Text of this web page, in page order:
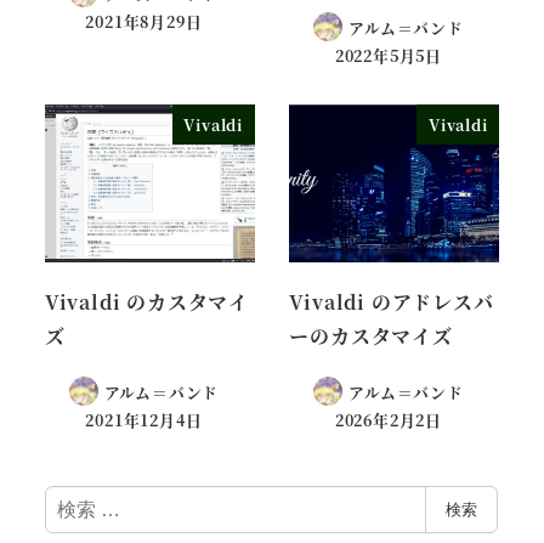
2021年8月29日
アルム＝バンド
2022年5月5日
Vivaldi
Vivaldi のカスタマイ
ズ
アルム＝バンド
2021年12月4日
Vivaldi
Vivaldi のアドレスバ
ーのカスタマイズ
アルム＝バンド
2026年2月2日
検
索
検索